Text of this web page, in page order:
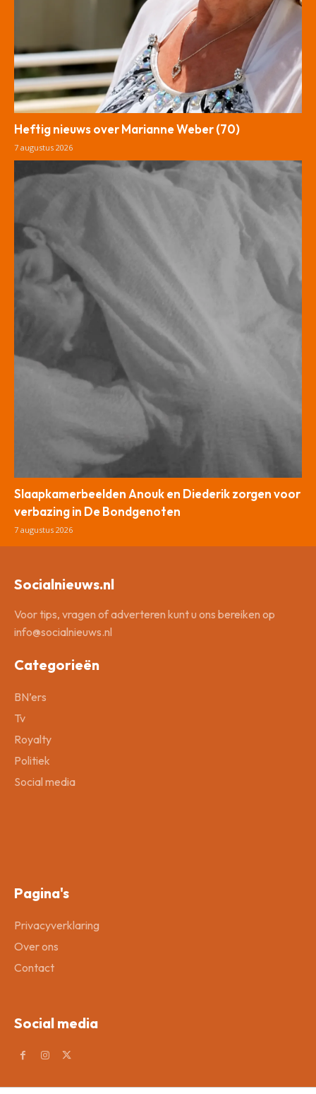
Heftig nieuws over Marianne Weber (70)
7 augustus 2026
Slaapkamerbeelden Anouk en Diederik zorgen voor
verbazing in De Bondgenoten
7 augustus 2026
Socialnieuws.nl
Voor tips, vragen of adverteren kunt u ons bereiken op
info@socialnieuws.nl
Categorieën
BN’ers
Tv
Royalty
Politiek
Social media
Pagina's
Privacyverklaring
Over ons
Contact
Social media